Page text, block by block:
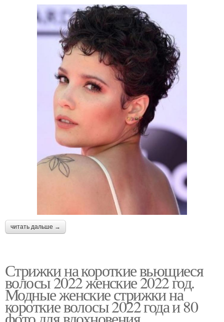
читать дальше →
Стрижки на короткие вьющиеся
волосы 2022 женские 2022 год.
Модные женские стрижки на
короткие волосы 2022 года и 80